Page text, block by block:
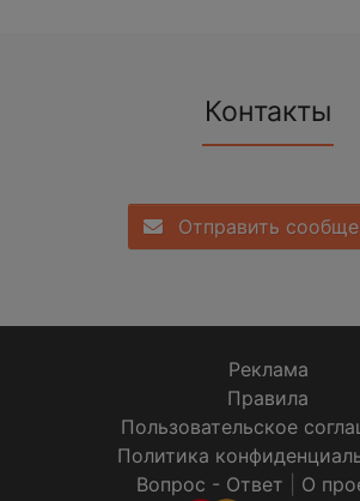
Контакты
Отправить
Реклама
Правила
Пользовательское
Политика
Вопрос - Ответ
О